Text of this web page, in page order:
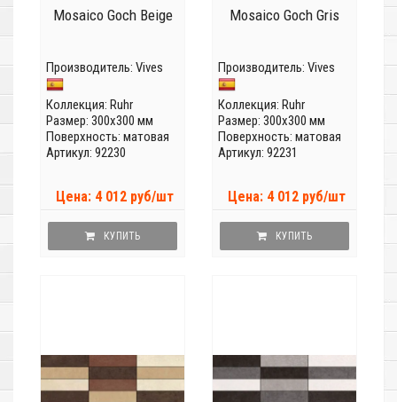
Mosaico Goch Beige
Производитель: Vives
Коллекция: Ruhr
Размер: 300x300 мм
Поверхность: матовая
Артикул: 92230
Цена: 4 012 руб/шт
КУПИТЬ
Mosaico Goch Gris
Производитель: Vives
Коллекция: Ruhr
Размер: 300x300 мм
Поверхность: матовая
Артикул: 92231
Цена: 4 012 руб/шт
КУПИТЬ